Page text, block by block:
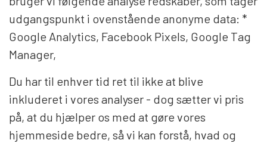
udgangspunkt i ovenstående anonyme data: *
Google Analytics, Facebook Pixels, Google Tag
Manager,
Du har til enhver tid ret til ikke at blive
inkluderet i vores analyser - dog sætter vi pris
på, at du hjælper os med at gøre vores
hjemmeside bedre, så vi kan forstå, hvad og